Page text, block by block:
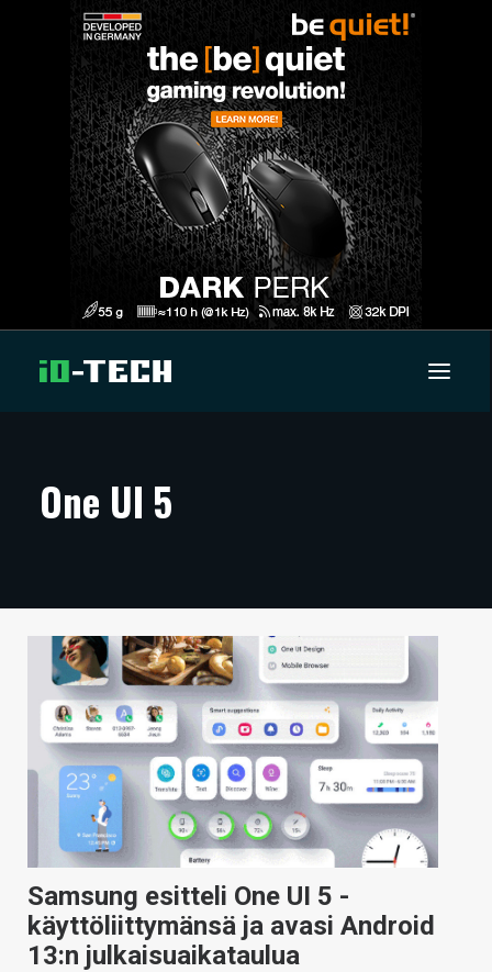
ARTIKKELIT
TECHBBS
TIETOA
HINTA.FI
KAUPPA
VAIHDA TEEMA
HAKU
One UI 5
Samsung esitteli One UI 5 -
käyttöliittymänsä ja avasi Android
13:n julkaisuaikataulua